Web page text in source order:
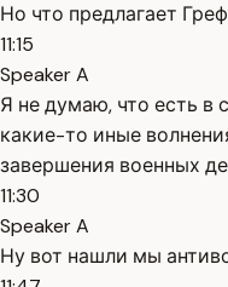
Но что предлагает
11:15
Speaker A
Я не думаю, что есть в
какие-то иные
завершения военных
11:30
Speaker A
Ну вот нашли мы